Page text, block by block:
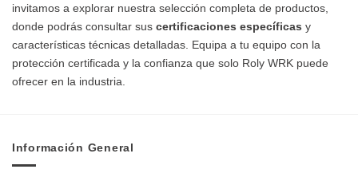
invitamos a explorar nuestra selección completa de productos,
donde podrás consultar sus certificaciones específicas y
características técnicas detalladas. Equipa a tu equipo con la
protección certificada y la confianza que solo Roly WRK puede
ofrecer en la industria.
Información General